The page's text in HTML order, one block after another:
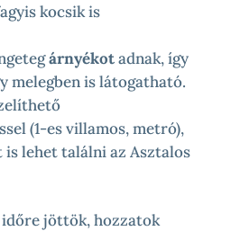
kocsik is
árnyékotadnak, így
melegben is látogatható.
(1-es villamos, metró),
lehet találni az Asztalos
jöttök, hozzatok